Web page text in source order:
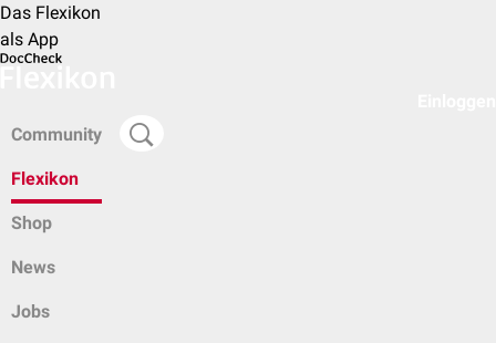
Das Flexikon
als App
Community
Flexikon
Shop
News
Jobs